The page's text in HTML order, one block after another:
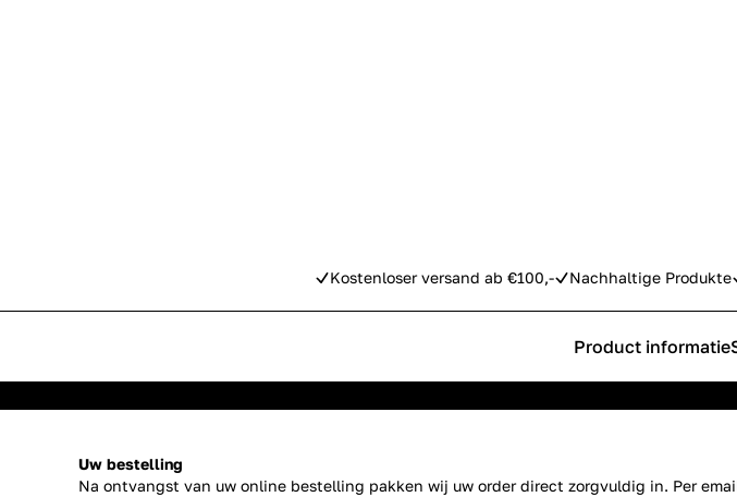
Kostenloser versand ab €100,- Nachhaltige Produkte
Product informatie
Uw bestelling
Na ontvangst van uw online bestelling pakken wij uw order direct zorgvuldig in. Per